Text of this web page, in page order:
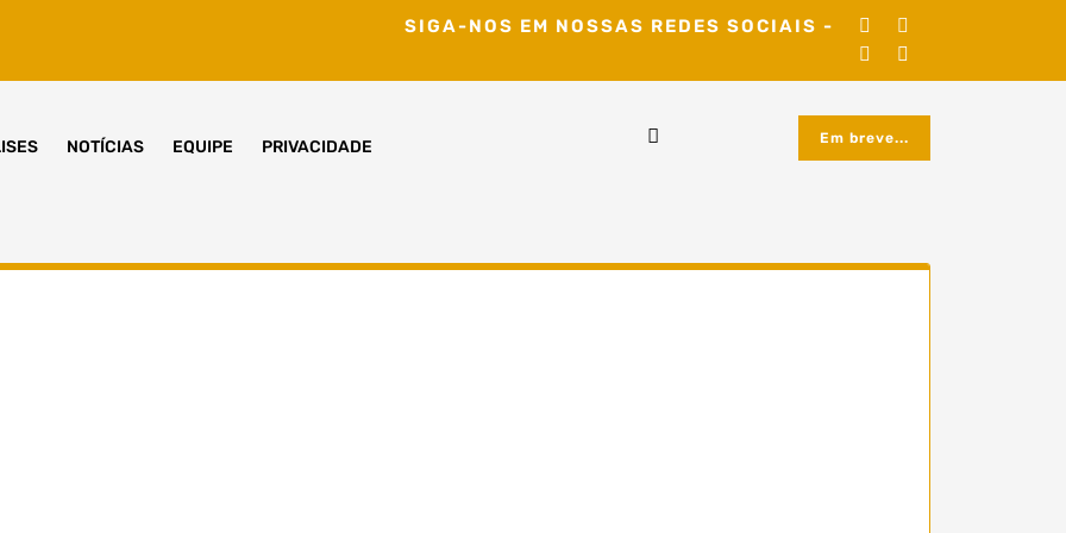
SIGA-NOS EM NOSSAS REDES SOCIAIS -
NOTÍCIAS EQUIPE PRIVACIDADE Em breve...